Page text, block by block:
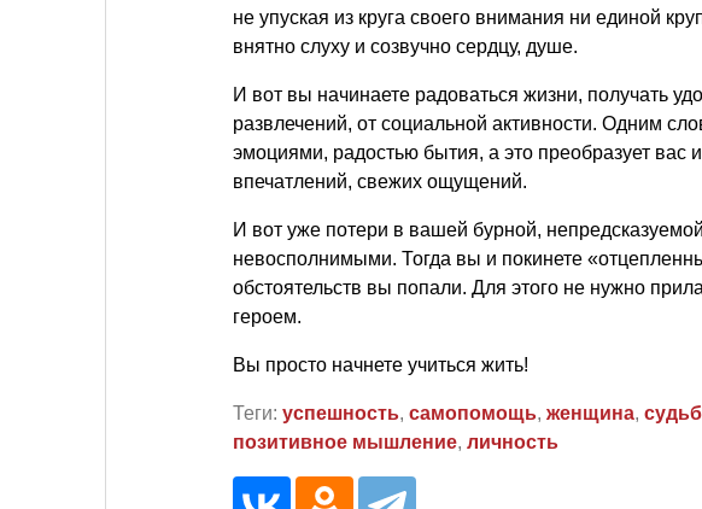
не упуская из круга своего внимания ни единой
внятно слуху и созвучно сердцу, душе.
И вот вы начинаете радоваться жизни, получать
развлечений, от социальной активности. Одним
эмоциями, радостью бытия, а это преобразует вас
впечатлений, свежих ощущений.
И вот уже потери в вашей бурной,
невосполнимыми. Тогда вы и покинете
обстоятельств вы попали. Для этого не нужно
героем.
Вы просто начнете учиться жить!
Теги: успешность, самопомощь, женщина,
позитивное мышление, личность